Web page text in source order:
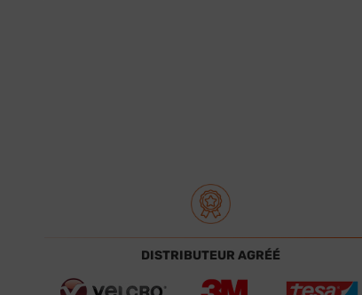
DISTRIBUTEUR AGRÉÉ